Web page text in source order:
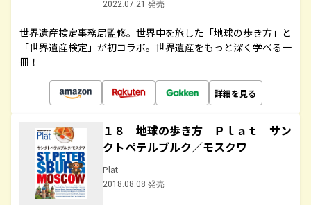
2022.07.21 発売
世界遺産検定事務局監修。世界中を旅した「地球の歩き方」と
「世界遺産検定」が初コラボ。世界遺産をもっと深く学べる一
冊！
詳細を見る
１８ 地球の歩き方 Ｐｌａｔ サン
クトペテルブルク／モスクワ
Plat
2018.08.08 発売